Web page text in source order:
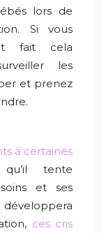
lors de
Si vous
fait cela
les
et prenez
à certaines
tente
et ses
développera
ces cris